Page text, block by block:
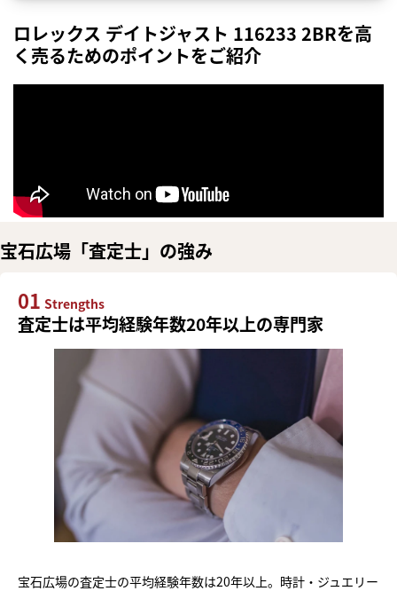
ロレックス デイトジャスト 116233 2BRを高
く売るためのポイントをご紹介
宝石広場「査定士」の強み
01 Strengths
査定士は平均経験年数20年以上の専門家
宝石広場の査定士の平均経験年数は20年以上。時計・ジュエリー